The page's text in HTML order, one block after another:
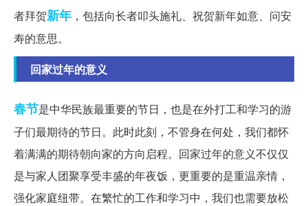
者拜贺新年 ，包括向长者叩头施礼、祝贺新年如意、问安
寿的意思。
回家过年的意义
春节是中华民族最重要的节日，也是在外打工和学习的游
子们最期待的节日。此时此刻，不管身在何处，我们都怀
着满满的期待朝向家的方向启程。回家过年的意义不仅仅
是与家人团聚享受丰盛的年夜饭，更重要的是重温亲情，
强化家庭纽带。在繁忙的工作和学习中，我们也需要放松